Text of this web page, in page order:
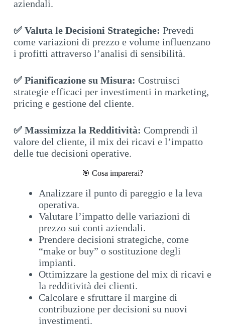
aziendali.
✅ Valuta le Decisioni Strategiche: Prevedi
come variazioni di prezzo e volume influenzano
i profitti attraverso l’analisi di sensibilità.
✅ Pianificazione su Misura: Costruisci
strategie efficaci per investimenti in marketing,
pricing e gestione del cliente.
✅ Massimizza la Redditività: Comprendi il
valore del cliente, il mix dei ricavi e l’impatto
delle tue decisioni operative.
🎯 Cosa imparerai?
Analizzare il punto di pareggio e la leva
operativa.
Valutare l’impatto delle variazioni di
prezzo sui conti aziendali.
Prendere decisioni strategiche, come
“make or buy” o sostituzione degli
impianti.
Ottimizzare la gestione del mix di ricavi e
la redditività dei clienti.
Calcolare e sfruttare il margine di
contribuzione per decisioni su nuovi
investimenti.